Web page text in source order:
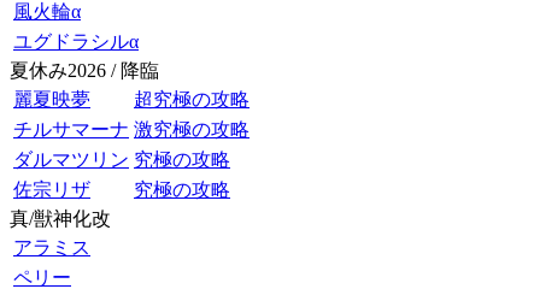
風火輪α
ユグドラシルα
夏休み2026 / 降臨
麗夏映夢
超究極の攻略
チルサマーナ 激究極の攻略
ダルマツリン 究極の攻略
佐宗リザ
究極の攻略
真/獣神化改
アラミス
ペリー